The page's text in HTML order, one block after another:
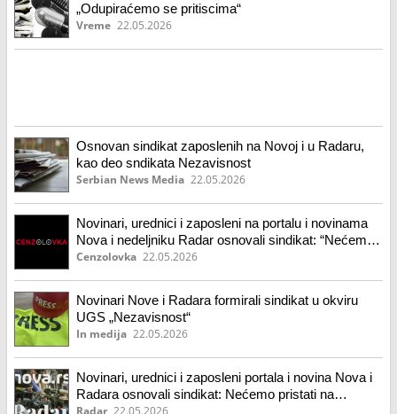
„Odupiraćemo se pritiscima“
Vreme 22.05.2026
Osnovan sindikat zaposlenih na Novoj i u Radaru,
kao deo sndikata Nezavisnost
Serbian News Media 22.05.2026
Novinari, urednici i zaposleni na portalu i novinama
Nova i nedeljniku Radar osnovali sindikat: “Nećemo
pristati na cenzuru, odupiraćemo se pritiscima”
Cenzolovka 22.05.2026
Novinari Nove i Radara formirali sindikat u okviru
UGS „Nezavisnost“
In medija 22.05.2026
Novinari, urednici i zaposleni portala i novina Nova i
Radara osnovali sindikat: Nećemo pristati na
cenzuru, odupiraćemo se pritiscima
Radar 22.05.2026